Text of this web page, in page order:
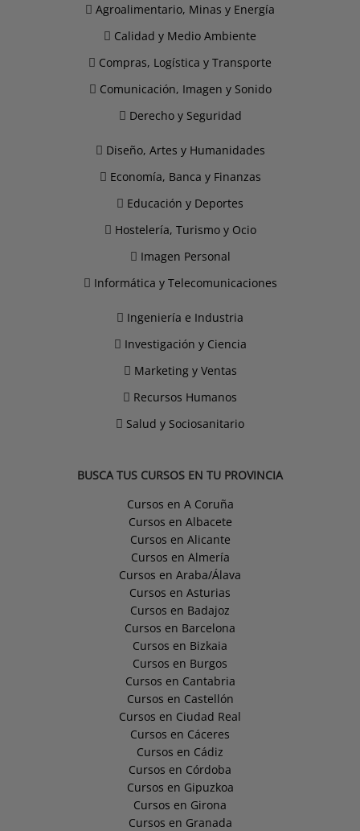
Agroalimentario, Minas y Energía
Calidad y Medio Ambiente
Compras, Logística y Transporte
Comunicación, Imagen y Sonido
Derecho y Seguridad
Diseño, Artes y Humanidades
Economía, Banca y Finanzas
Educación y Deportes
Hostelería, Turismo y Ocio
Imagen Personal
Informática y Telecomunicaciones
Ingeniería e Industria
Investigación y Ciencia
Marketing y Ventas
Recursos Humanos
Salud y Sociosanitario
BUSCA TUS CURSOS EN TU PROVINCIA
Cursos en A Coruña
Cursos en Albacete
Cursos en Alicante
Cursos en Almería
Cursos en Araba/Álava
Cursos en Asturias
Cursos en Badajoz
Cursos en Barcelona
Cursos en Bizkaia
Cursos en Burgos
Cursos en Cantabria
Cursos en Castellón
Cursos en Ciudad Real
Cursos en Cáceres
Cursos en Cádiz
Cursos en Córdoba
Cursos en Gipuzkoa
Cursos en Girona
Cursos en Granada